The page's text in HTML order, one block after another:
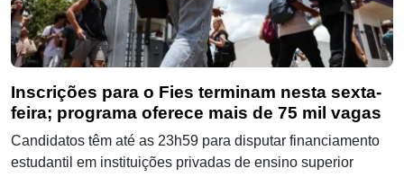
Inscrições para o Fies terminam nesta sexta-
feira; programa oferece mais de 75 mil vagas
Candidatos têm até as 23h59 para disputar financiamento
estudantil em instituições privadas de ensino superior